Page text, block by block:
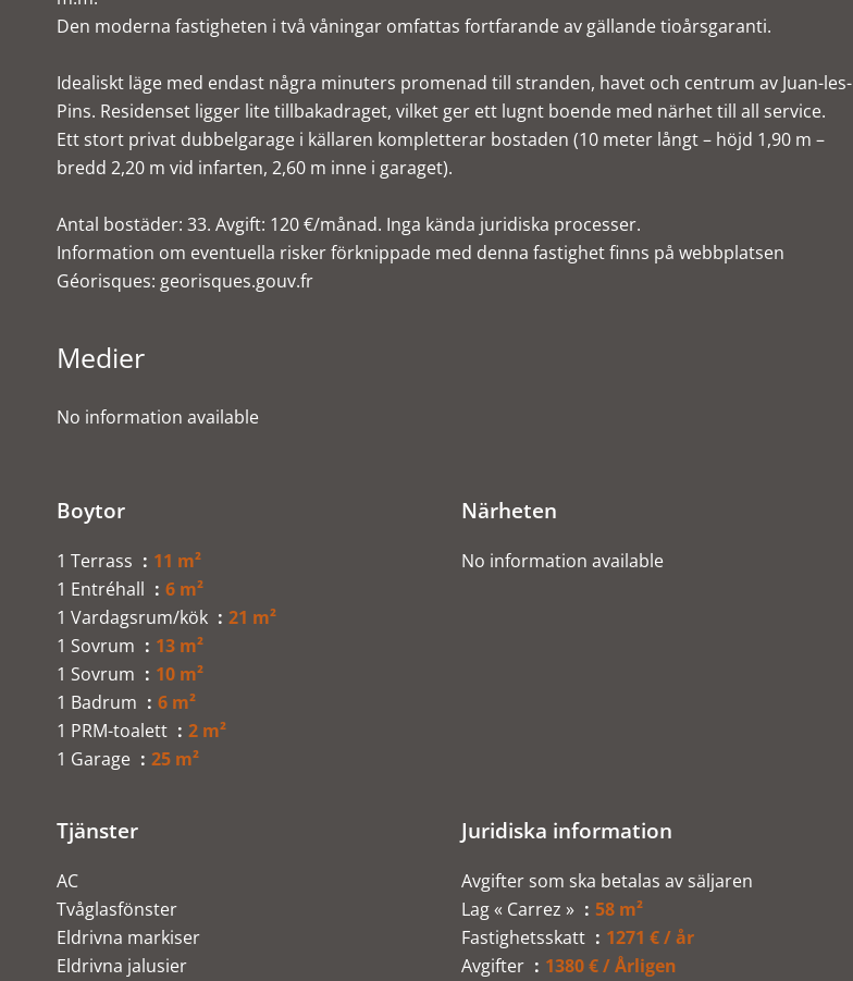
Den moderna fastigheten i två våningar omfattas fortfarande av gällande tioårsgaranti.
Idealiskt läge med endast några minuters promenad till stranden, havet och centrum av Juan-les-
Pins. Residenset ligger lite tillbakadraget, vilket ger ett lugnt boende med närhet till all service.
Ett stort privat dubbelgarage i källaren kompletterar bostaden (10 meter långt – höjd 1,90 m –
bredd 2,20 m vid infarten, 2,60 m inne i garaget).
Antal bostäder: 33. Avgift: 120 €/månad. Inga kända juridiska processer.
Information om eventuella risker förknippade med denna fastighet finns på webbplatsen
Géorisques: georisques.gouv.fr
Medier
No information available
Boytor
1 Terrass
11 m²
1 Entréhall
6 m²
1 Vardagsrum/kök
21 m²
1 Sovrum
13 m²
1 Sovrum
10 m²
1 Badrum
6 m²
1 PRM-toalett
2 m²
1 Garage
25 m²
Närheten
No information available
Tjänster
AC
Tvåglasfönster
Eldrivna markiser
Eldrivna jalusier
Juridiska information
Avgifter som ska betalas av säljaren
Lag « Carrez »
58 m²
Fastighetsskatt
1271 € / år
Avgifter
1380 € / Årligen